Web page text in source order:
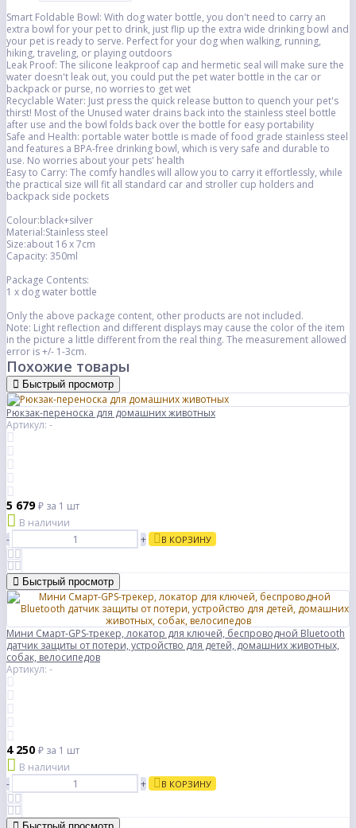
Smart Foldable Bowl: With dog water bottle, you don't need to carry an
extra bowl for your pet to drink, just flip up the extra wide drinking bowl and
your pet is ready to serve. Perfect for your dog when walking, running,
hiking, traveling, or playing outdoors
Leak Proof: The silicone leakproof cap and hermetic seal will make sure the
water doesn't leak out, you could put the pet water bottle in the car or
backpack or purse, no worries to get wet
Recyclable Water: Just press the quick release button to quench your pet's
thirst! Most of the Unused water drains back into the stainless steel bottle
after use and the bowl folds back over the bottle for easy portability
Safe and Health: portable water bottle is made of food grade stainless steel
and features a BPA-free drinking bowl, which is very safe and durable to
use. No worries about your pets' health
Easy to Carry: The comfy handles will allow you to carry it effortlessly, while
the practical size will fit all standard car and stroller cup holders and
backpack side pockets
Colour:black+silver
Material:Stainless steel
Size:about 16 x 7cm
Capacity: 350ml
Package Contents:
1 x dog water bottle
Only the above package content, other products are not included.
Note: Light reflection and different displays may cause the color of the item
in the picture a little different from the real thing. The measurement allowed
error is +/- 1-3cm.
Похожие товары
Быстрый просмотр
Рюкзак-переноска для домашних животных
Артикул: -
5 679₽ за 1 шт
В наличии
-
+ В КОРЗИНУ
Быстрый просмотр
Мини Смарт-GPS-трекер, локатор для ключей, беспроводной Bluetooth
датчик защиты от потери, устройство для детей, домашних животных,
собак, велосипедов
Артикул: -
4 250 ₽ за 1 шт
В наличии
-
+ В КОРЗИНУ